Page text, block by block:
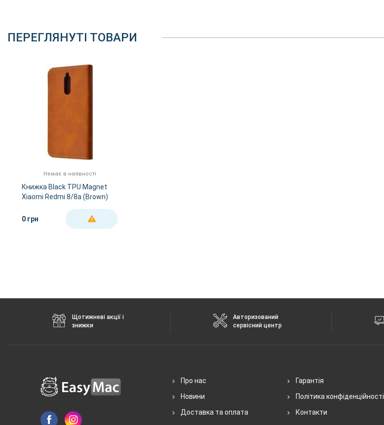
ПЕРЕГЛЯНУТІ ТОВАРИ
Немає в наявності
Книжка Black TPU Magnet
Xiaomi Redmi 8/8a (Brown)
0 грн ДЕТАЛЬНІШЕ
Щотижневі акції і
знижки
Авторизований
сервісний центр
Про нас
Новини
Доставка та оплата
Гарантія
Політика конфіденційності
Контакти